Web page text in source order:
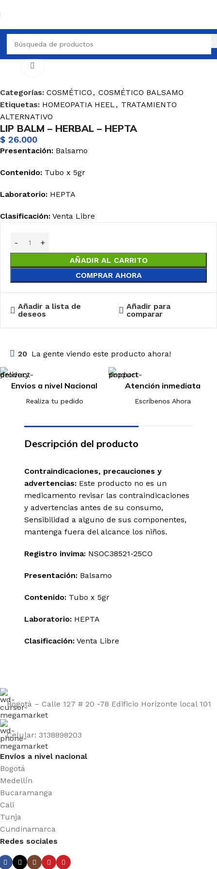
Inicio COSMÉTICO COSMÉTICO BALSAMO
Categorías: COSMÉTICO , COSMÉTICO BALSAMO
Etiquetas: HOMEOPATIA HEEL , TRATAMIENTO
ALTERNATIVO
LIP BALM – HERBAL – HEPTA
$ 26.000
Presentación: Balsamo
Contenido: Tubo x 5gr
Laboratorio: HEPTA
Clasificación: Venta Libre
AÑADIR AL CARRITO
COMPRAR AHORA
Añadir a lista de
deseos
Añadir para
comparar
20 La gente viendo este producto ahora!
Envios a nivel Nacional
Realiza tu pedido
Atención inmediata
Escríbenos Ahora
Descripción del producto
Contraindicaciones, precauciones y
advertencias: Este producto no es un
medicamento revisar las contraindicaciones
y advertencias antes de su consumo,
Sensibilidad a alguno de sus componentes,
mantenga fuera del alcance los niños.
Registro invima: NSOC38521-25CO
Presentación: Balsamo
Contenido: Tubo x 5gr
Laboratorio: HEPTA
Clasificación: Venta Libre
Bogotá – Calle 127 # 20 -78 Edificio Horizonte local 101
Celular: 3138898203
Envíos a nivel nacional
Bogotá
Medellín
Bucaramanga
Cali
Tunja
Cundinamarca
Redes sociales